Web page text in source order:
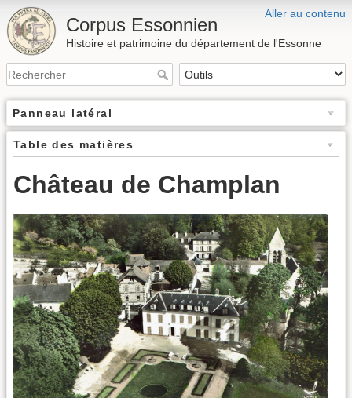
Aller au contenu
Corpus Essonnien
Histoire et patrimoine du département de l'Essonne
Panneau latéral
Table des matières
Château de Champlan